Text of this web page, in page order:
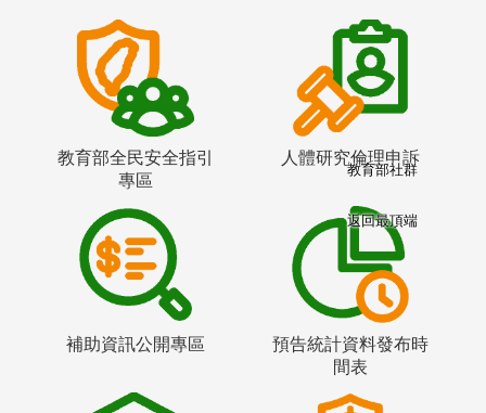
教育部全民安全指引
專區
人體研究倫理申訴
補助資訊公開專區
預告統計資料發布時
間表
教育部社群
返回最頂端